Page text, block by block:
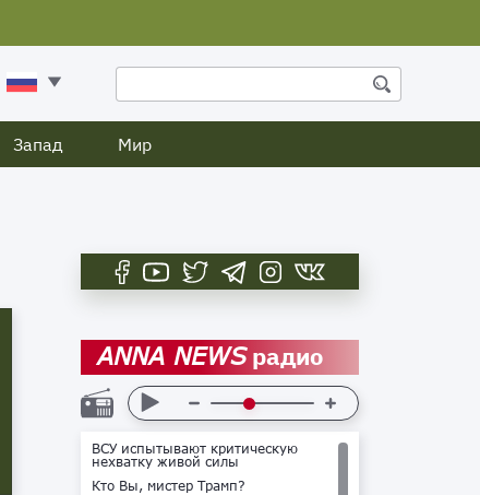
Запад Мир
ANNA NEWSрадио
ВСУ испытывают критическую
нехватку живой силы
Кто Вы, мистер Трамп?